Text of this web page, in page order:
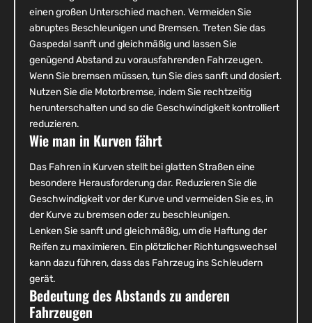
einen großen Unterschied machen. Vermeiden Sie
abruptes Beschleunigen und Bremsen. Treten Sie das
Gaspedal sanft und gleichmäßig und lassen Sie
genügend Abstand zu vorausfahrenden Fahrzeugen.
Wenn Sie bremsen müssen, tun Sie dies sanft und dosiert.
Nutzen Sie die Motorbremse, indem Sie rechtzeitig
herunterschalten und so die Geschwindigkeit kontrolliert
reduzieren.
Wie man in Kurven fährt
Das Fahren in Kurven stellt bei glatten Straßen eine
besondere Herausforderung dar. Reduzieren Sie die
Geschwindigkeit vor der Kurve und vermeiden Sie es, in
der Kurve zu bremsen oder zu beschleunigen.
Lenken Sie sanft und gleichmäßig, um die Haftung der
Reifen zu maximieren. Ein plötzlicher Richtungswechsel
kann dazu führen, dass das Fahrzeug ins Schleudern
gerät.
Bedeutung des Abstands zu anderen
Fahrzeugen